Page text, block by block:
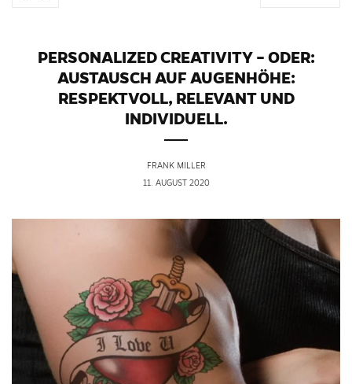
PERSONALIZED CREATIVITY – ODER:
AUSTAUSCH AUF AUGENHÖHE:
RESPEKTVOLL, RELEVANT UND
INDIVIDUELL.
FRANK MILLER
11. AUGUST 2020